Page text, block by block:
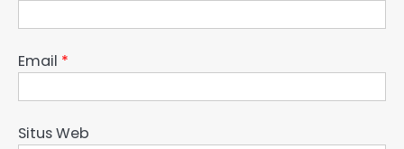
Email *
Situs Web